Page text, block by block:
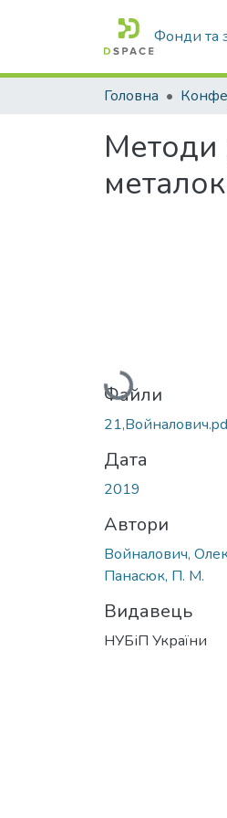
Фонди та
Головна
Методи
Вантажиться...
Файли
Дата
2019
Автори
Войналович,
Панасюк, П. М.
Видавець
НУБіП України